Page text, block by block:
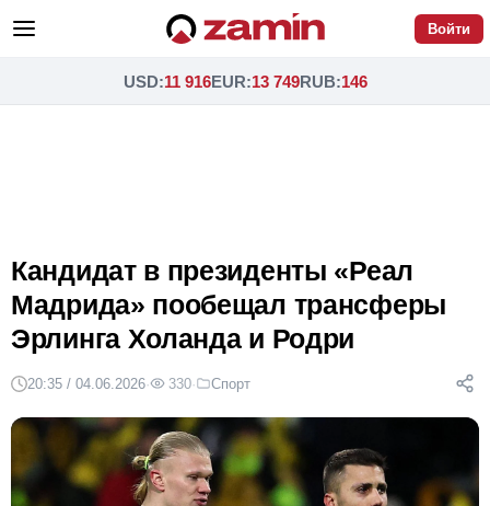
Войти
USD:11 916EUR:13 749RUB:146
Кандидат в президенты «Реал
Мадрида» пообещал трансферы
Эрлинга Холанда и Родри
20:35 / 04.06.2026· 330· Спорт